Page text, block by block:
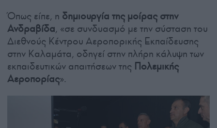
Όπως είπε, η δημιουργία της μοίρας στην
Ανδραβίδα, «σε συνδυασμό με την σύσταση του
Διεθνούς Κέντρου Αεροπορικής Εκπαίδευσης
στην Καλαμάτα, οδηγεί στην πλήρη κάλυψη των
εκπαιδευτικών απαιτήσεων της Πολεμικής
Αεροπορίας».